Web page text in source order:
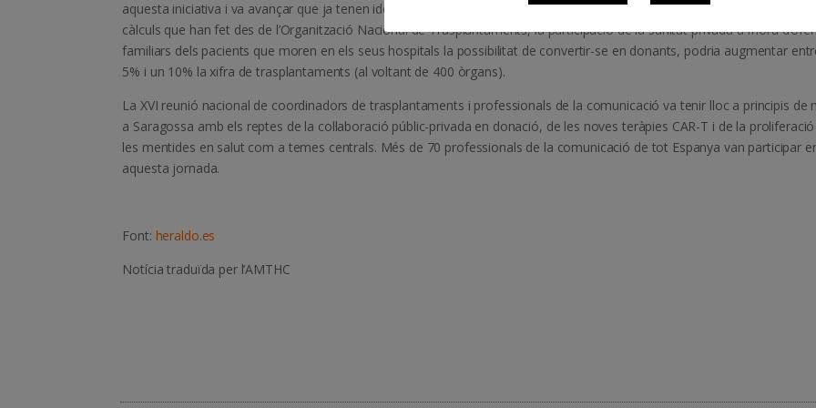
aquesta iniciativa i va avançar que ja tenen identificats 160 centres privats com a potencials col·laboradors. Segons els
càlculs que han fet des de l’Organització Nacional de Trasplantaments, la participació de la sanitat privada a l’hora
familiars dels pacients que moren en els seus hospitals la possibilitat de convertir-se en donants, podria augmentar
5% i un 10% la xifra de trasplantaments (al voltant de 400 òrgans).
La XVI reunió nacional de coordinadors de trasplantaments i professionals de la comunicació va tenir lloc a principis de
a Saragossa amb els reptes de la col·laboració públic-privada en donació, de les noves teràpies CAR-T i de la
les mentides en salut com a temes centrals. Més de 70 professionals de la comunicació de tot Espanya van participar
aquesta jornada.
Font: heraldo.es
Notícia traduïda per l’AMTHC